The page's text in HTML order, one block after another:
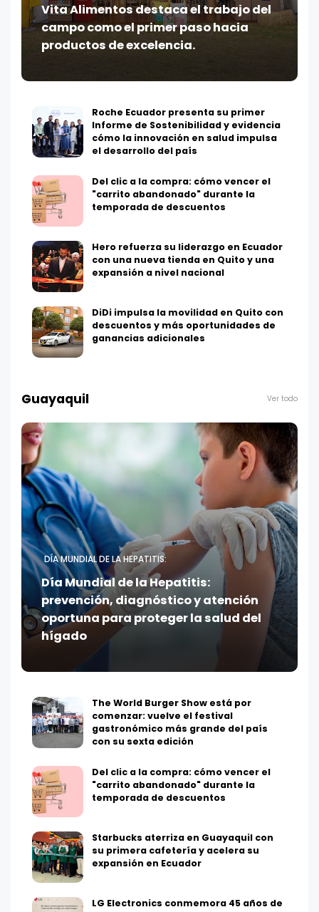
Vita Alimentos destaca el trabajo del
campo como el primer paso hacia
productos de excelencia.
Roche Ecuador presenta su primer
Informe de Sostenibilidad y evidencia
cómo la innovación en salud impulsa
el desarrollo del país
Del clic a la compra: cómo vencer el
"carrito abandonado" durante la
temporada de descuentos
Hero refuerza su liderazgo en Ecuador
con una nueva tienda en Quito y una
expansión a nivel nacional
DiDi impulsa la movilidad en Quito con
descuentos y más oportunidades de
ganancias adicionales
Guayaquil Ver todo
DÍA MUNDIAL DE LA HEPATITIS:
Día Mundial de la Hepatitis:
prevención, diagnóstico y atención
oportuna para proteger la salud del
hígado
The World Burger Show está por
comenzar: vuelve el festival
gastronómico más grande del país
con su sexta edición
Del clic a la compra: cómo vencer el
"carrito abandonado" durante la
temporada de descuentos
Starbucks aterriza en Guayaquil con
su primera cafetería y acelera su
expansión en Ecuador
LG Electronics conmemora 45 años de